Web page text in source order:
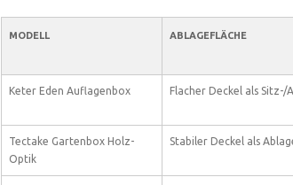
MODELL ABLAGEFLÄCHE
Keter Eden Auflagenbox Flacher Deckel als Sitz-/
Tectake Gartenbox Holz-
Optik
Stabiler Deckel als